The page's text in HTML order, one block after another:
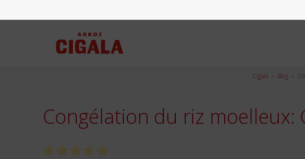
Cigala » Blog »
Congélation du riz moelleux: